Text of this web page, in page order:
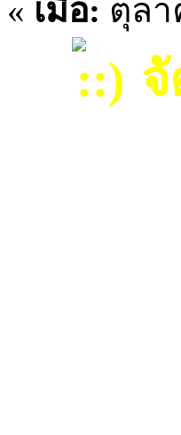
« เมื่อ: ตุลา